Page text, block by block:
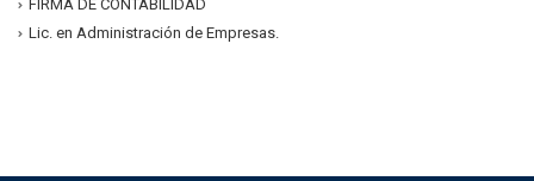
FIRMA DE CONTABILIDAD
Lic. en Administración de Empresas.